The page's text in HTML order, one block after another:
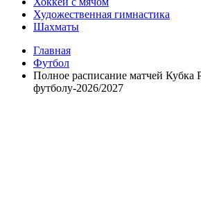
Художественная гимнастика
Шахматы
Главная
Футбол
Полное расписание матчей Кубка
футболу-2026/2027